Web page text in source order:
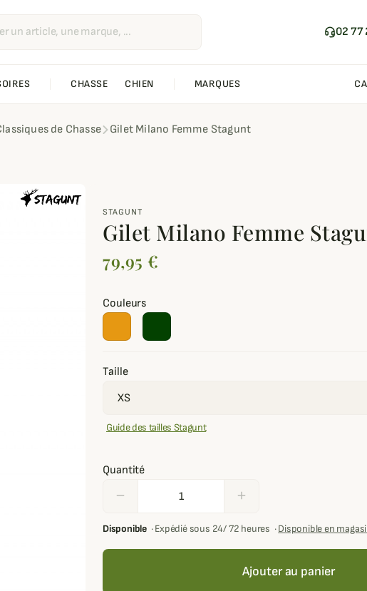
02 77
CHASSE CHIEN MARQUES
de Chasse Gilet Milano Femme Stagunt
STAGUNT
Gilet Milano Femme
79,95 €
Couleurs
Taille
Guide des tailles Stagunt
Quantité
remove add
Disponible ·Expédié sous 24/ 72 heures ·Disponible en
Ajouter au panier